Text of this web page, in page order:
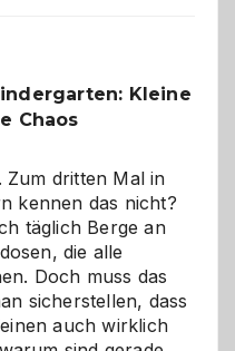
ist
eine
Wahl?
Kleine
Chaos
Zum dritten Mal in
kennen das nicht?
täglich Berge an
die alle
Doch muss das
sicherstellen, dass
auch wirklich